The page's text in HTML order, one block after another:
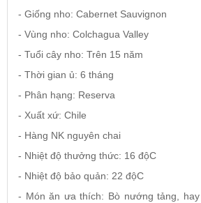
- Giống nho: Cabernet Sauvignon
- Vùng nho: Colchagua Valley
- Tuổi cây nho: Trên 15 năm
- Thời gian ủ: 6 tháng
- Phân hạng: Reserva
- Xuất xứ: Chile
- Hàng NK nguyên chai
- Nhiệt độ thưởng thức: 16 độC
- Nhiệt độ bảo quản: 22 độC
- Món ăn ưa thích: Bò nướng tảng,